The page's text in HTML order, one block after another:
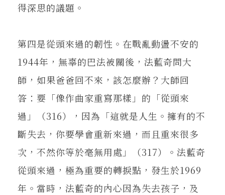
得深思的議題。
第四是從頭來過的韌性。在戰亂動盪不安的
1944年，無辜的巴法被關後，法藍奇問大
師，如果爸爸回不來，該怎麼辦？大師回
答：要「像作曲家重寫那樣」的「從頭來
過」（316），因為「這就是人生。擁有的不
斷失去，你要學會重新來過，而且重來很多
次，不然你等於毫無用處」（317）。法藍奇
從頭來過，極為重要的轉捩點，發生於1969
年。當時，法藍奇的內心因為失去孩子，及